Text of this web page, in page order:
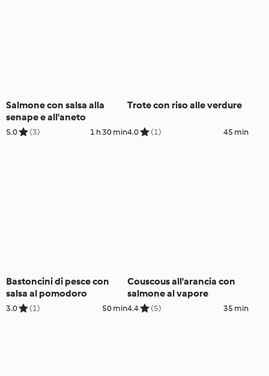
Salmone con salsa alla
senape e all'aneto
5.0 (3) 1 h 30 min
Trote con riso alle verdure
4.0 (1) 45 min
Bastoncini di pesce con
salsa al pomodoro
3.0 (1) 50 min
Couscous all'arancia con
salmone al vapore
4.4 (5) 35 min